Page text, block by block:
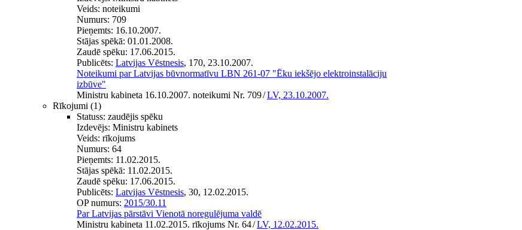
Veids: noteikumi
Numurs: 709
Pieņemts: 16.10.2007.
Stājas spēkā: 01.01.2008.
Zaudē spēku: 17.06.2015.
Publicēts: Latvijas Vēstnesis, 170, 23.10.2007.
Noteikumi par Latvijas būvnormatīvu LBN 261-07 "Ēku iekšējo elektroinstalāciju
izbūve"
Ministru kabineta 16.10.2007. noteikumi Nr. 709/LV, 23.10.2007.
Rīkojumi (1)
Statuss: zaudējis spēku
Izdevējs: Ministru kabinets
Veids: rīkojums
Numurs: 64
Pieņemts: 11.02.2015.
Stājas spēkā: 11.02.2015.
Zaudē spēku: 17.06.2015.
Publicēts: Latvijas Vēstnesis, 30, 12.02.2015.
OP numurs: 2015/30.11
Par Latvijas pārstāvi Vienotā noregulējuma valdē
Ministru kabineta 11.02.2015. rīkojums Nr. 64/LV, 12.02.2015.